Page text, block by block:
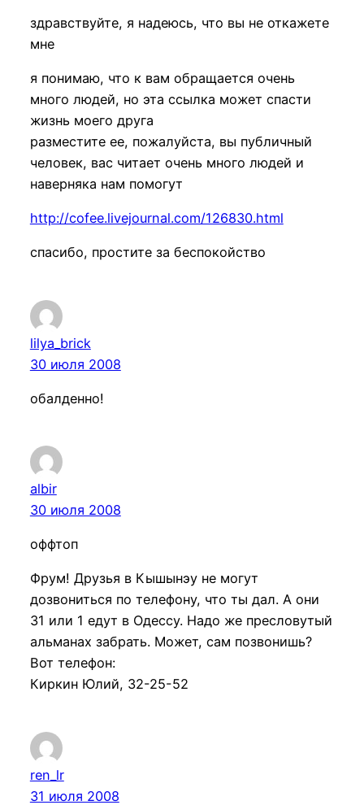
здравствуйте, я надеюсь, что вы не откажете
мне
я понимаю, что к вам обращается очень
много людей, но эта ссылка может спасти
жизнь моего друга
разместите ее, пожалуйста, вы публичный
человек, вас читает очень много людей и
наверняка нам помогут
http://cofee.livejournal.com/126830.html
спасибо, простите за беспокойство
lilya_brick
30 июля 2008
обалденно!
albir
30 июля 2008
оффтоп
Фрум! Друзья в Кышынэу не могут
дозвониться по телефону, что ты дал. А они
31 или 1 едут в Одессу. Надо же пресловутый
альманах забрать. Может, сам позвонишь?
Вот телефон:
Киркин Юлий, 32-25-52
ren_lr
31 июля 2008